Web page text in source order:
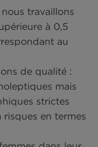
salé avec des
et des œufs
ou un dîner :
patates douces
varié pour
des bienfaits